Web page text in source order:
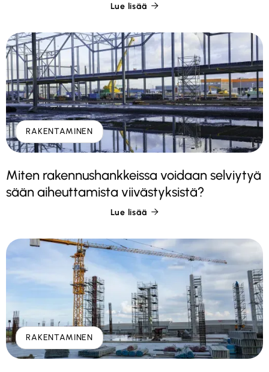
Lue lisää 
RAKENTAMINEN
Miten rakennushankkeissa voidaan selviytyä
sään aiheuttamista viivästyksistä?
Lue lisää 
RAKENTAMINEN